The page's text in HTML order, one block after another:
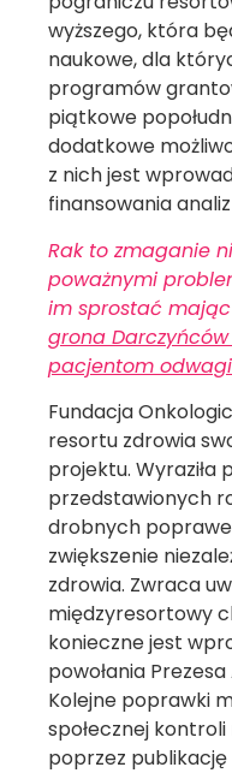
wyższego, która
naukowe, dla
programów
piątkowe
dodatkowe
z nich jest
finansowania
Rak to zmaganie
poważnymi
im sprostać
grona
pacjentom
Fundacja
resortu zdrowia
projektu. Wyraziła
przedstawionych
drobnych
zwiększenie
zdrowia. Zwraca
międzyresortowy
konieczne jest
powołania
Kolejne poprawki
społecznej
poprzez publikację